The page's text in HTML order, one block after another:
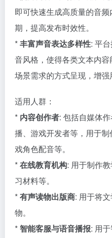
即可快速生成高质量的音
期，提高发布时效性。
*丰富声音表达多样性: 平
音风格，使得各类文本内
场景需求的方式呈现，增强
适用人群：
* 内容创作者: 包括自媒体
播、游戏开发者等，用于
戏角色配音等。
*在线教育机构: 用于制作
习材料等。
*有声读物出版商: 用于将
物。
*智能客服与语音播报: 用